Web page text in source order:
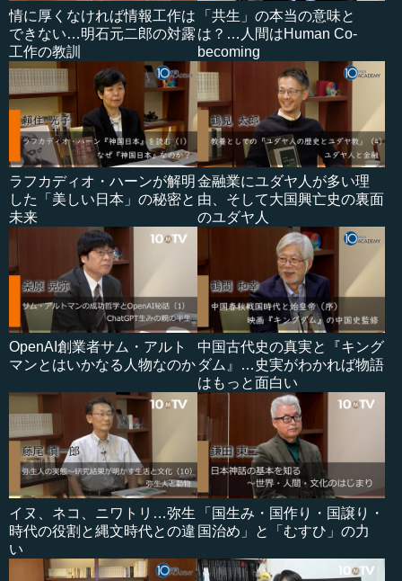
情に厚くなければ情報工作は
できない…明石元二郎の対露
工作の教訓
「共生」の本当の意味と
は？…人間はHuman Co-
becoming
ラフカディオ・ハーンが解明
した「美しい日本」の秘密と
未来
金融業にユダヤ人が多い理
由、そして大国興亡史の裏面
のユダヤ人
OpenAI創業者サム・アルト
マンとはいかなる人物なのか
中国古代史の真実と『キング
ダム』…史実がわかれば物語
はもっと面白い
イヌ、ネコ、ニワトリ…弥生
時代の役割と縄文時代との違
い
「国生み・国作り・国譲り・
国治め」と「むすひ」の力